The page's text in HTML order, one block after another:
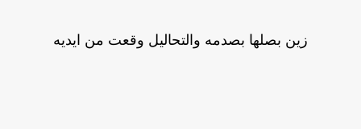
زين بصلها بصدمه والتحاليل وقعت من ايديه